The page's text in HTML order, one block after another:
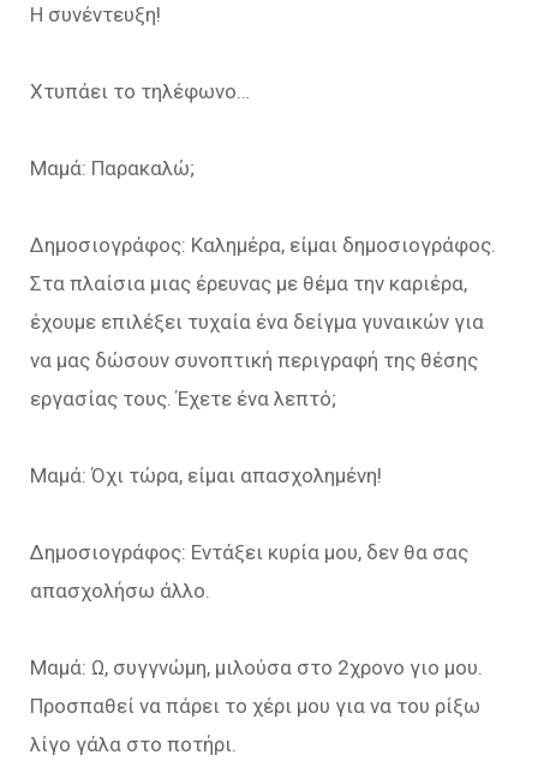
Η συνέντευξη!
Χτυπάει το τηλέφωνο…
Μαμά: Παρακαλώ;
Δημοσιογράφος: Καλημέρα, είμαι δημοσιογράφος.
Στα πλαίσια μιας έρευνας με θέμα την καριέρα,
έχουμε επιλέξει τυχαία ένα δείγμα γυναικών για
να μας δώσουν συνοπτική περιγραφή της θέσης
εργασίας τους. Έχετε ένα λεπτό;
Μαμά: Όχι τώρα, είμαι απασχολημένη!
Δημοσιογράφος: Εντάξει κυρία μου, δεν θα σας
απασχολήσω άλλο.
Μαμά: Ω, συγγνώμη, μιλούσα στο 2χρονο γιο μου.
Προσπαθεί να πάρει το χέρι μου για να του ρίξω
λίγο γάλα στο ποτήρι.